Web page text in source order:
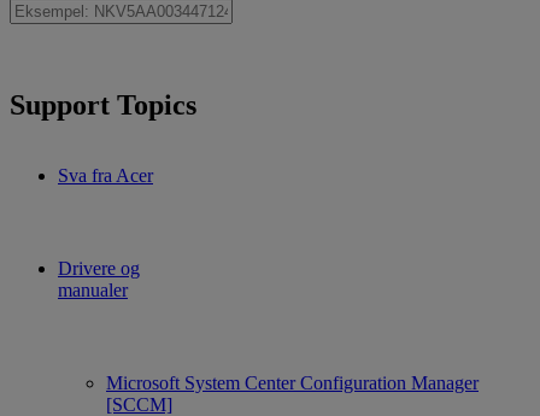
Support Topics
Sva fra Acer
Drivere og
manualer
Microsoft System Center Configuration Manager
[SCCM]